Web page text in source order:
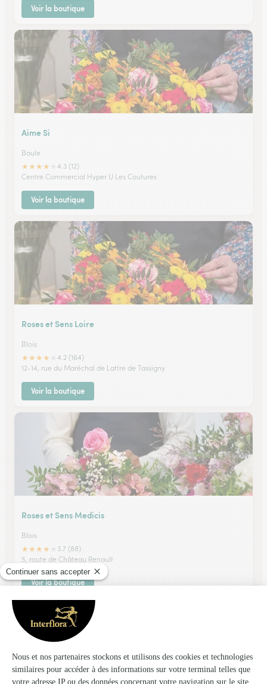
Voir la boutique
Aime Si
Baule
★★★★
4.3 (12)
Centre Commercial Hyper U Les Coutures
Voir la boutique
Roses et Sens Loire
Blois
★★★★
4.2 (164)
12-14, rue du Maréchal de Lattre de Tassigny
Voir la boutique
Roses et Sens Medicis
Blois
★★★★
3.7 (88)
5, route de Château Renault
Voir la boutique